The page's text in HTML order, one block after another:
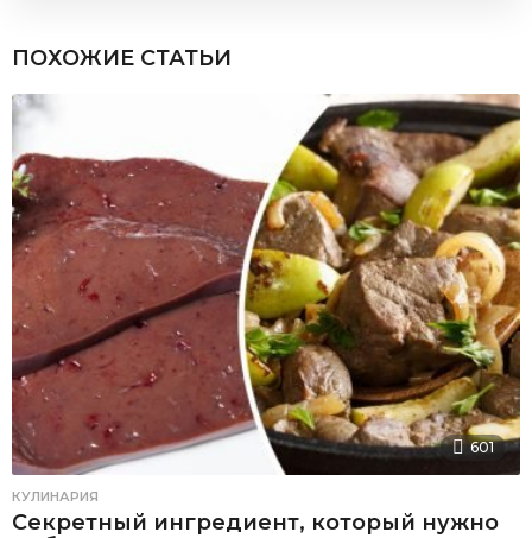
ПОХОЖИЕ СТАТЬИ
601
КУЛИНАРИЯ
Секретный ингредиент, который нужно